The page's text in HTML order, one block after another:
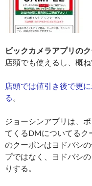
ビックカメラアプリの
店頭でも使えるし、概
店頭では値引き後で更
る
ジョーシンアプリは、
てくるDMについてるク
のクーポンはヨドバシ
プではなく、ヨドバシ
りする。